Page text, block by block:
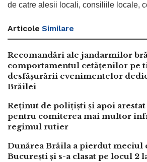
de catre alesii locali, consiliile locale,
Articole Similare
Recomandări ale jandarmilor
comportamentul cetățenilor pe
desfășurării evenimentelor
Brăilei
Reținut de polițiști și apoi
pentru comiterea mai multor
regimul rutier
Dunărea Brăila a pierdut meciul
București și s-a clasat pe locul 2